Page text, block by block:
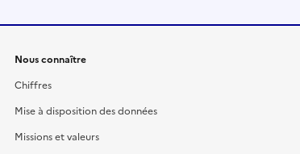
Nous connaître
Chiffres
Mise à disposition des données
Missions et valeurs